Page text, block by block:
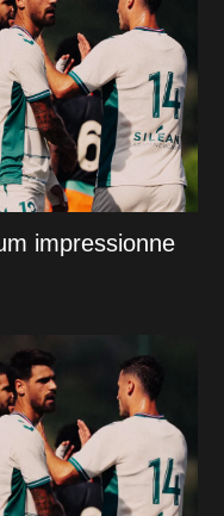
impressionne